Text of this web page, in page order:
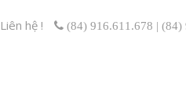
Liên hệ ! (84) 916.611.678 | (84)